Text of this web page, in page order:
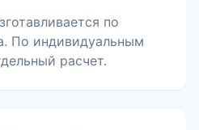
по
По индивидуальным
расчет.